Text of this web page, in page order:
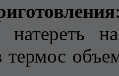
натереть
термос